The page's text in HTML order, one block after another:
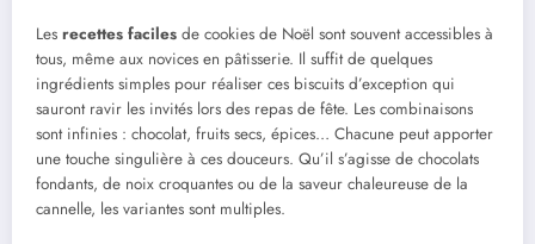
Les recettes faciles de cookies de Noël sont souvent accessibles à
tous, même aux novices en pâtisserie. Il suffit de quelques
ingrédients simples pour réaliser ces biscuits d’exception qui
sauront ravir les invités lors des repas de fête. Les combinaisons
sont infinies : chocolat, fruits secs, épices… Chacune peut apporter
une touche singulière à ces douceurs. Qu’il s’agisse de chocolats
fondants, de noix croquantes ou de la saveur chaleureuse de la
cannelle, les variantes sont multiples.